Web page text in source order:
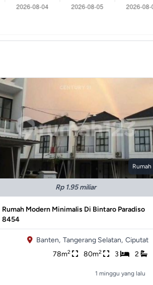
Rumah
Rp 1.95 miliar
Rumah Modern Minimalis Di Bintaro Paradiso
8454
Banten, Tangerang Selatan, Ciputat
78m2 80m2 3 2
1 minggu yang lalu